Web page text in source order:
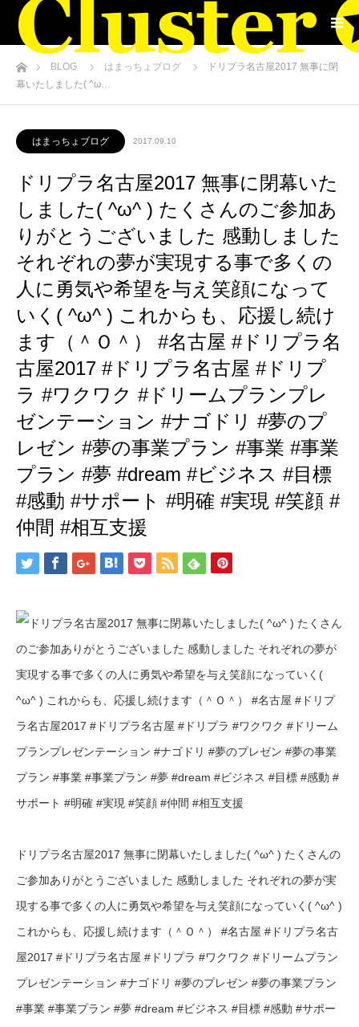
ホームBLOG はまっちょブログ
ドリプラ名古屋2017️ 無事に閉
幕いたしました( ^ω…
はまっちょブログ 2017.09.10
ドリプラ名古屋2017️ 無事に閉幕いた
しました( ^ω^ ) たくさんのご参加あ
りがとうございました️ 感動しました️
それぞれの夢が実現する事で多くの
人に勇気や希望を与え笑顔になって
いく( ^ω^ ) これからも、応援し続け
ます（＾Ｏ＾） #名古屋 #ドリプラ名
古屋2017 #ドリプラ名古屋 #ドリプ
ラ #ワクワク #ドリームプランプレ
ゼンテーション #ナゴドリ #夢のプ
レゼン #夢の事業プラン #事業 #事業
プラン #夢 #dream #ビジネス #目標
#感動 #サポート #明確 #実現 #笑顔 #
仲間 #相互支援
ドリプラ名古屋2017️ 無事に閉幕いたしました( ^ω^ ) たくさんの
ご参加ありがとうございました️ 感動しました️ それぞれの夢が実
現する事で多くの人に勇気や希望を与え笑顔になっていく( ^ω^ )
これからも、応援し続けます（＾Ｏ＾） #名古屋 #ドリプラ名古
屋2017 #ドリプラ名古屋 #ドリプラ #ワクワク #ドリームプラン
プレゼンテーション #ナゴドリ #夢のプレゼン #夢の事業プラン
#事業 #事業プラン #夢 #dream #ビジネス #目標 #感動 #サポー